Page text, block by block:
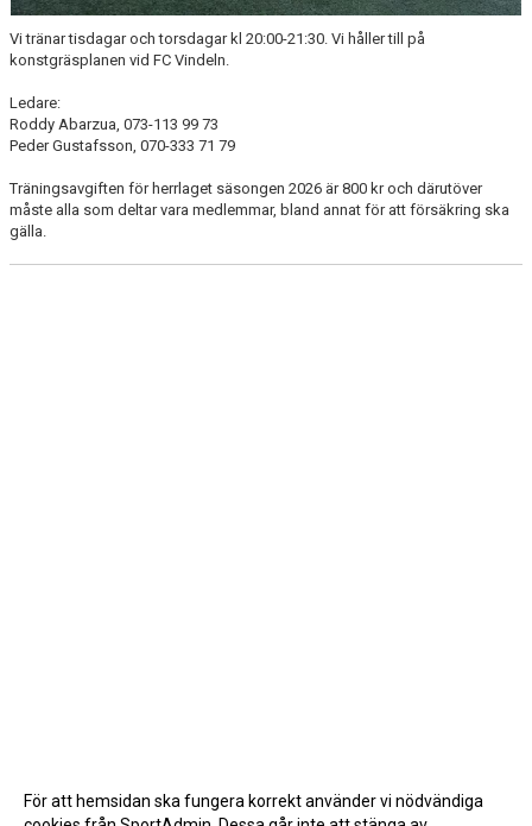
Vi tränar tisdagar och torsdagar kl 20:00-21:30. Vi håller till på
konstgräsplanen vid FC Vindeln.
Ledare:
Roddy Abarzua, 073-113 99 73
Peder Gustafsson, 070-333 71 79
Träningsavgiften för herrlaget säsongen 2026 är 800 kr och därutöver
måste alla som deltar vara medlemmar, bland annat för att försäkring ska
gälla.
För att hemsidan ska fungera korrekt använder vi nödvändiga